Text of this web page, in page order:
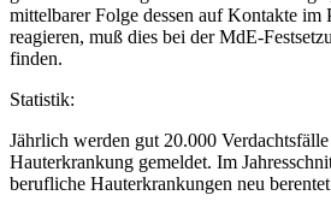
mittelbarer Folge dessen auf Kontakte im
reagieren, muß dies bei der MdE-
finden.
Statistik:
Jährlich werden gut 20.000
Hauterkrankung gemeldet. Im
berufliche Hauterkrankungen neu